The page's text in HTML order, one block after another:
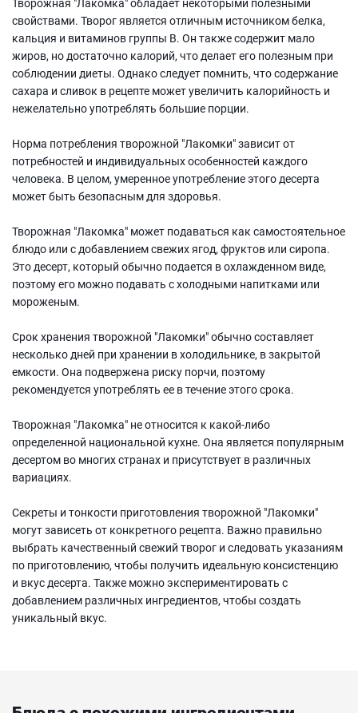
Творожная "Лакомка" обладает некоторыми полезными
свойствами. Творог является отличным источником белка,
кальция и витаминов группы В. Он также содержит мало
жиров, но достаточно калорий, что делает его полезным при
соблюдении диеты. Однако следует помнить, что содержание
сахара и сливок в рецепте может увеличить калорийность и
нежелательно употреблять большие порции.
Норма потребления творожной "Лакомки" зависит от
потребностей и индивидуальных особенностей каждого
человека. В целом, умеренное употребление этого десерта
может быть безопасным для здоровья.
Творожная "Лакомка" может подаваться как самостоятельное
блюдо или с добавлением свежих ягод, фруктов или сиропа.
Это десерт, который обычно подается в охлажденном виде,
поэтому его можно подавать с холодными напитками или
мороженым.
Срок хранения творожной "Лакомки" обычно составляет
несколько дней при хранении в холодильнике, в закрытой
емкости. Она подвержена риску порчи, поэтому
рекомендуется употреблять ее в течение этого срока.
Творожная "Лакомка" не относится к какой-либо
определенной национальной кухне. Она является популярным
десертом во многих странах и присутствует в различных
вариациях.
Секреты и тонкости приготовления творожной "Лакомки"
могут зависеть от конкретного рецепта. Важно правильно
выбрать качественный свежий творог и следовать указаниям
по приготовлению, чтобы получить идеальную консистенцию
и вкус десерта. Также можно экспериментировать с
добавлением различных ингредиентов, чтобы создать
уникальный вкус.